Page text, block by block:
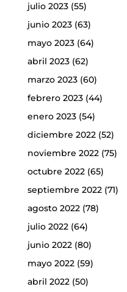
julio 2023(55)
junio 2023(63)
mayo 2023(64)
abril 2023(62)
marzo 2023(60)
febrero 2023(44)
enero 2023(54)
diciembre 2022(52)
noviembre 2022(75)
octubre 2022(65)
septiembre 2022(71)
agosto 2022(78)
julio 2022(64)
junio 2022(80)
mayo 2022(59)
abril 2022(50)